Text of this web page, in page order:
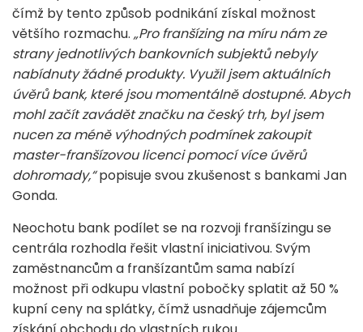
čímž by tento způsob podnikání získal možnost
většího rozmachu. „Pro franšízing na míru nám ze
strany jednotlivých bankovních subjektů nebyly
nabídnuty žádné produkty. Využil jsem aktuálních
úvěrů bank, které jsou momentálně dostupné. Abych
mohl začít zavádět značku na český trh, byl jsem
nucen za méně výhodných podmínek zakoupit
master-franšízovou licenci pomocí více úvěrů
dohromady,“popisuje svou zkušenost s bankami Jan
Gonda.
Neochotu bank podílet se na rozvoji franšízingu se
centrála rozhodla řešit vlastní iniciativou. Svým
zaměstnancům a franšízantům sama nabízí
možnost při odkupu vlastní pobočky splatit až 50 %
kupní ceny na splátky, čímž usnadňuje zájemcům